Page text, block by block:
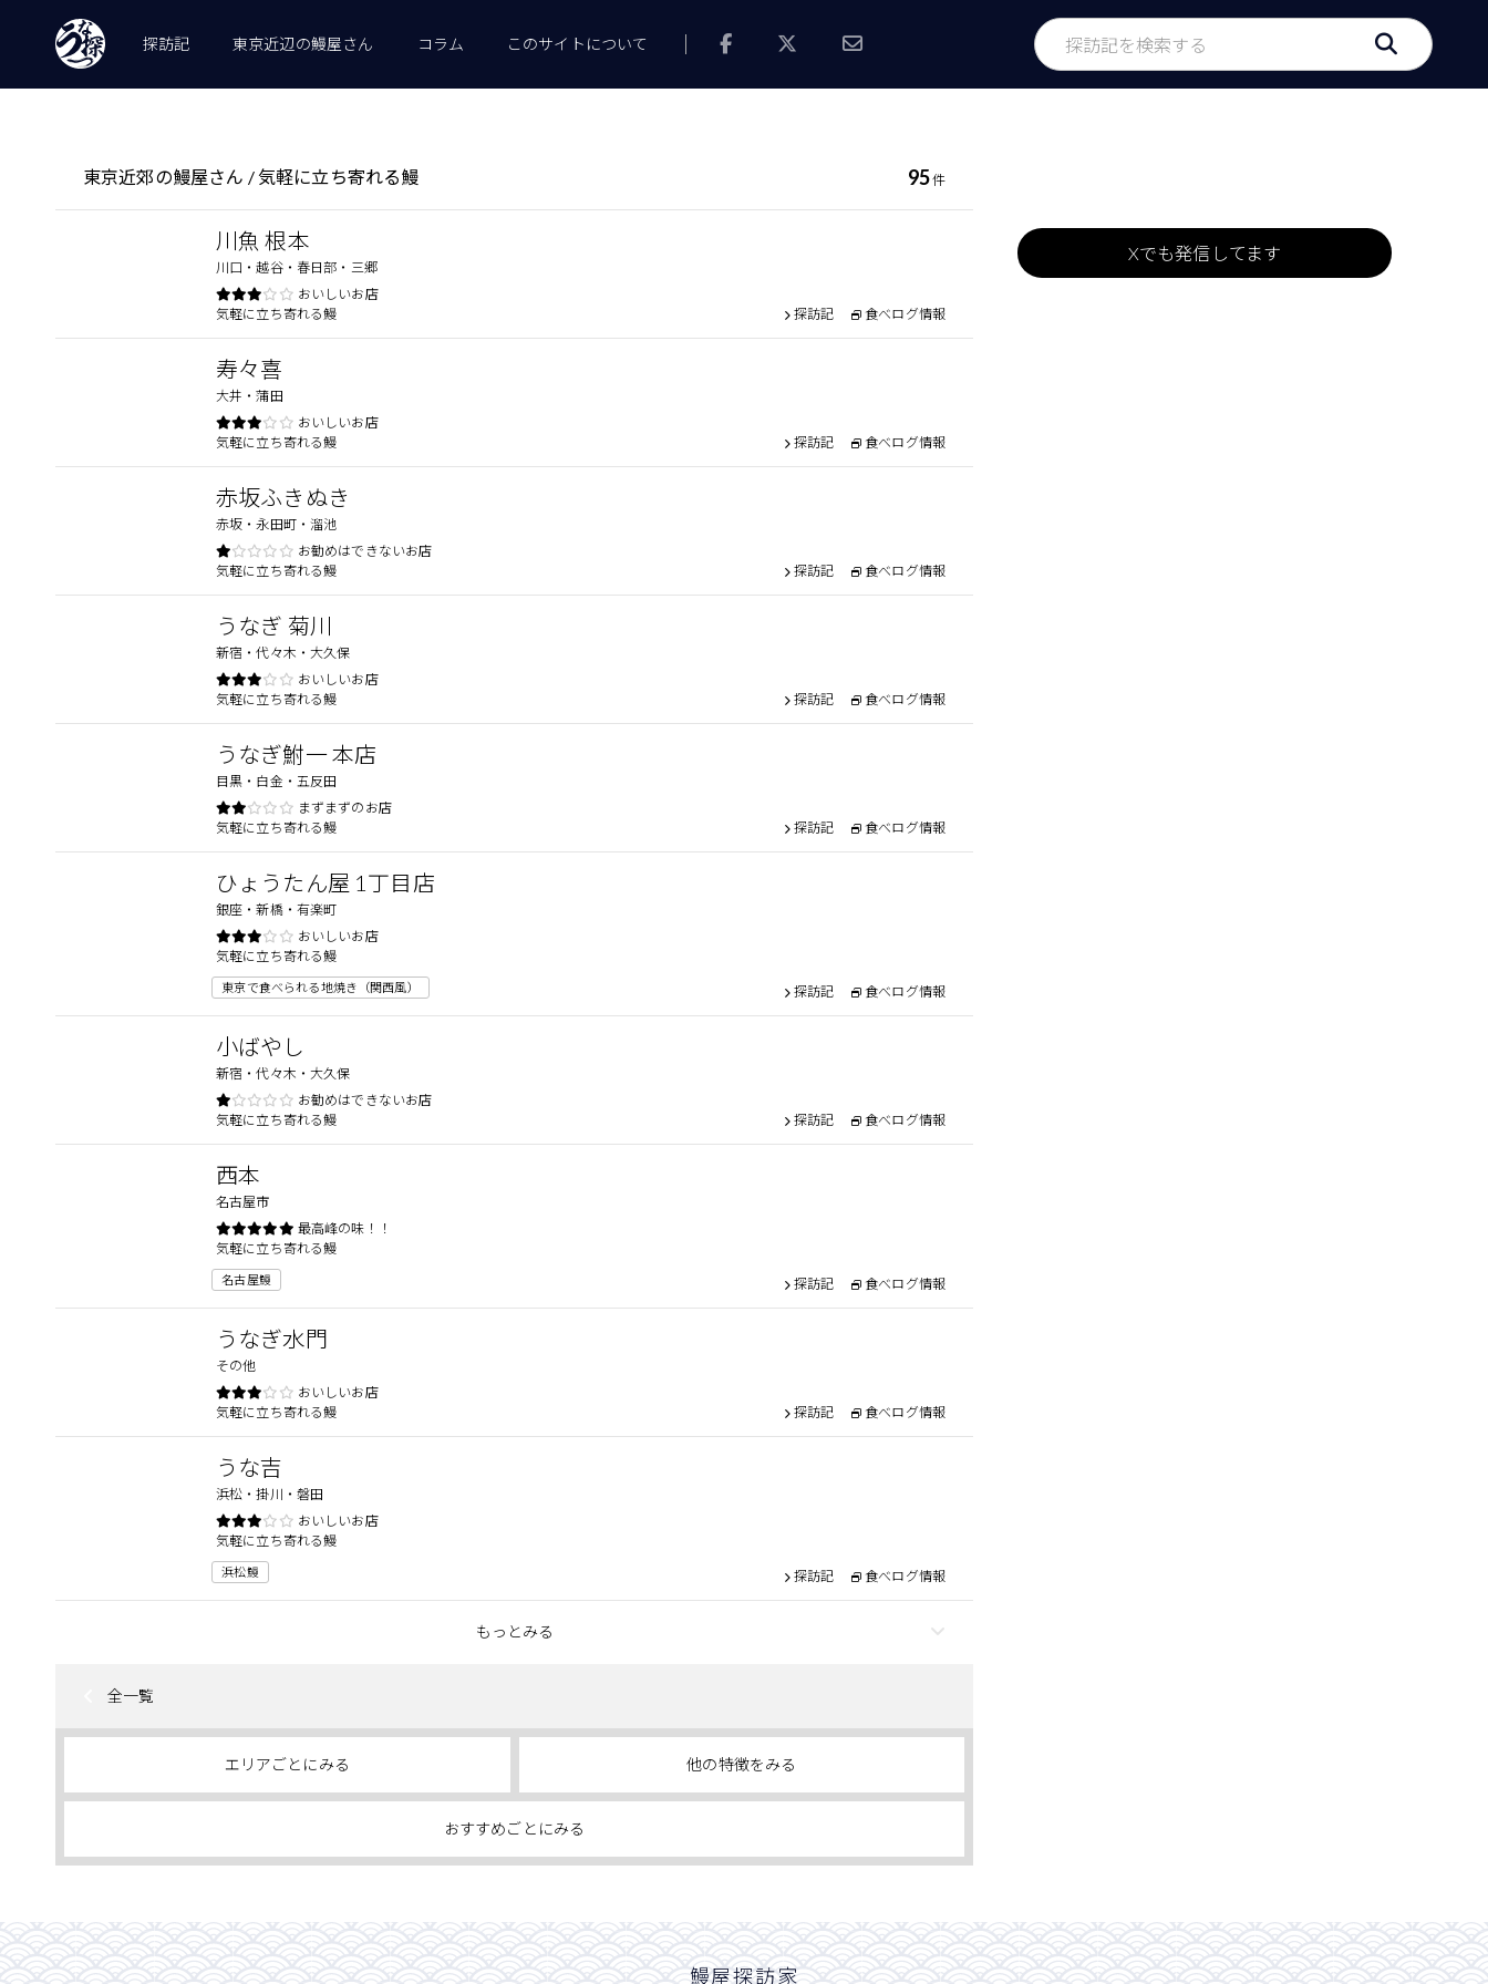
探訪記 東京近辺の鰻屋さん コラム このサイトについて
東京近郊の鰻屋さん / 気軽に立ち寄れる鰻 95件
川魚 根本
川口・越谷・春日部・三郷
おいしいお店
気軽に立ち寄れる鰻
探訪記 食べログ情報
寿々喜
大井・蒲田
おいしいお店
気軽に立ち寄れる鰻
探訪記 食べログ情報
赤坂ふきぬき
赤坂・永田町・溜池
お勧めはできないお店
気軽に立ち寄れる鰻
探訪記 食べログ情報
うなぎ 菊川
新宿・代々木・大久保
おいしいお店
気軽に立ち寄れる鰻
探訪記 食べログ情報
うなぎ鮒一 本店
目黒・白金・五反田
まずまずのお店
気軽に立ち寄れる鰻
探訪記 食べログ情報
ひょうたん屋 1丁目店
銀座・新橋・有楽町
おいしいお店
気軽に立ち寄れる鰻
東京で食べられる地焼き（関西風） 探訪記 食べログ情報
小ばやし
新宿・代々木・大久保
お勧めはできないお店
気軽に立ち寄れる鰻
探訪記 食べログ情報
西本
名古屋市
最高峰の味！！
気軽に立ち寄れる鰻
名古屋鰻 探訪記 食べログ情報
うなぎ水門
その他
おいしいお店
気軽に立ち寄れる鰻
探訪記 食べログ情報
うな吉
浜松・掛川・磐田
おいしいお店
気軽に立ち寄れる鰻
浜松鰻 探訪記 食べログ情報
もっとみる
全一覧
エリアごとにみる 他の特徴をみる
おすすめごとにみる
Xでも発信してます
鰻屋探訪家